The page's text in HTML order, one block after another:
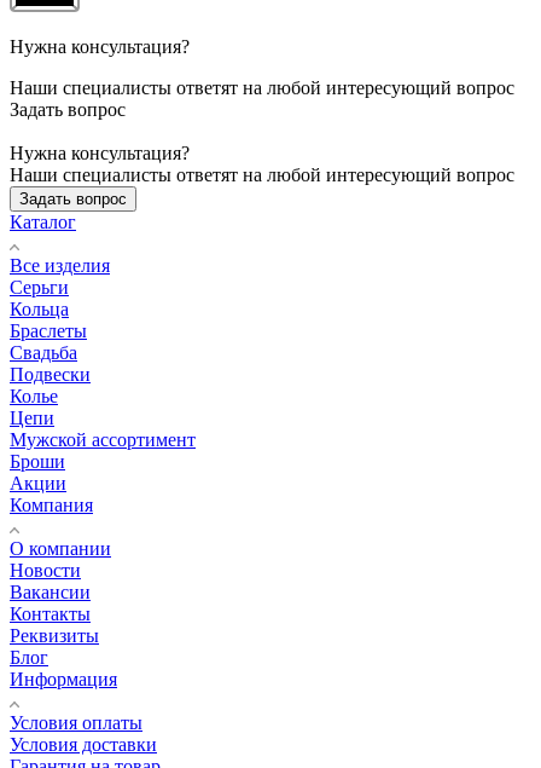
Нужна консультация?
Наши специалисты ответят на любой интересующий вопрос
Задать вопрос
Нужна консультация?
Наши специалисты ответят на любой интересующий вопрос
Задать вопрос
Каталог
Все изделия
Серьги
Кольца
Браслеты
Свадьба
Подвески
Колье
Цепи
Мужской ассортимент
Броши
Акции
Компания
О компании
Новости
Вакансии
Контакты
Реквизиты
Блог
Информация
Условия оплаты
Условия доставки